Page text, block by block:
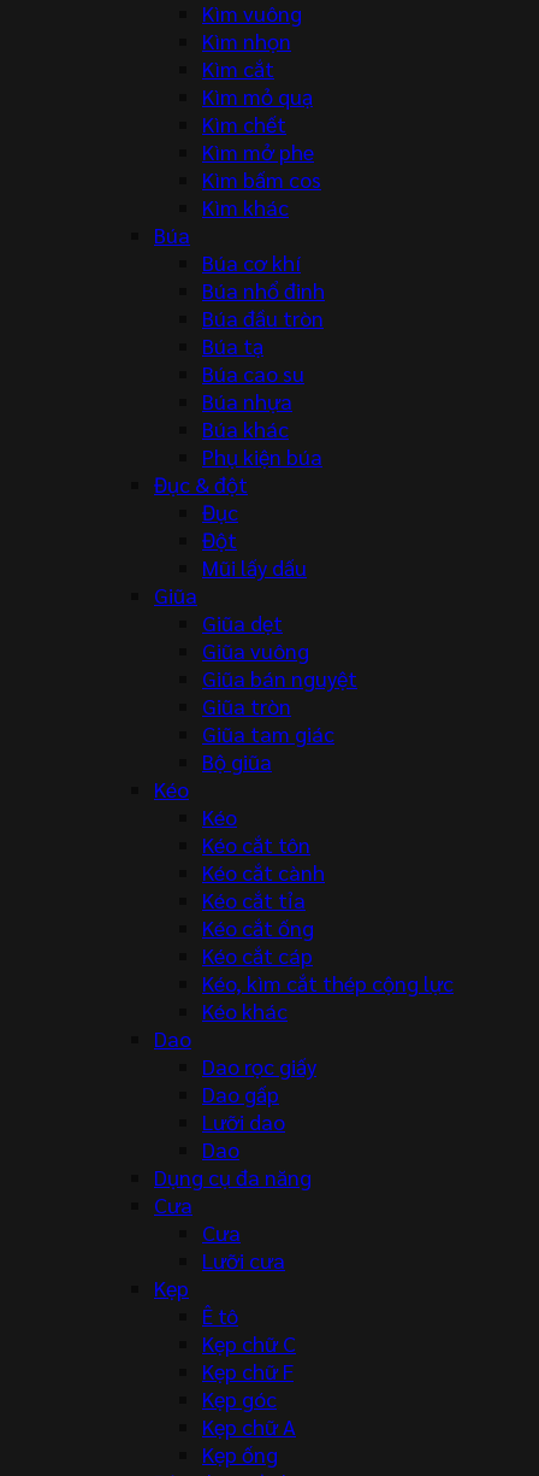
Kìm vuông
Kìm nhọn
Kìm cắt
Kìm mỏ quạ
Kìm chết
Kìm mở phe
Kìm bấm cos
Kìm khác
Búa
Búa cơ khí
Búa nhổ đinh
Búa đầu tròn
Búa tạ
Búa cao su
Búa nhựa
Búa khác
Phụ kiện búa
Đục & đột
Đục
Đột
Mũi lấy dấu
Giũa
Giũa dẹt
Giũa vuông
Giũa bán nguyệt
Giũa tròn
Giũa tam giác
Bộ giũa
Kéo
Kéo
Kéo cắt tôn
Kéo cắt cành
Kéo cắt tỉa
Kéo cắt ống
Kéo cắt cáp
Kéo, kìm cắt thép cộng lực
Kéo khác
Dao
Dao rọc giấy
Dao gấp
Lưỡi dao
Dao
Dụng cụ đa năng
Cưa
Cưa
Lưỡi cưa
Kẹp
Ê tô
Kẹp chữ C
Kẹp chữ F
Kẹp góc
Kẹp chữ A
Kẹp ống